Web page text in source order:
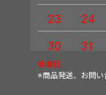
23
24
30
31
休業日
※商品発送、お問い